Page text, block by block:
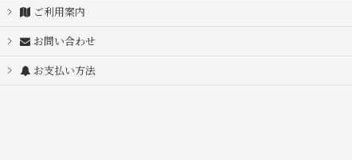
ご利用案内
お問い合わせ
お支払い方法